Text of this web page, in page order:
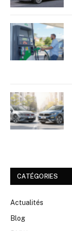
CATÉGORIES
Actualités
Blog